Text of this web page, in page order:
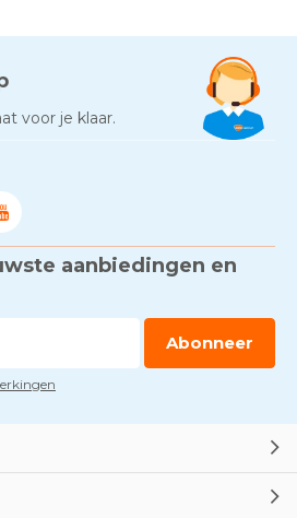
apparaten - Welke past
Marco van Arbowinkel.nl
Voorkom brand met
rookmelders, hittemelders en
Marco van Arbowinkel.nl
van de BHV - Als elke
voor je klaar.
aanbiedingen en
Abonneer